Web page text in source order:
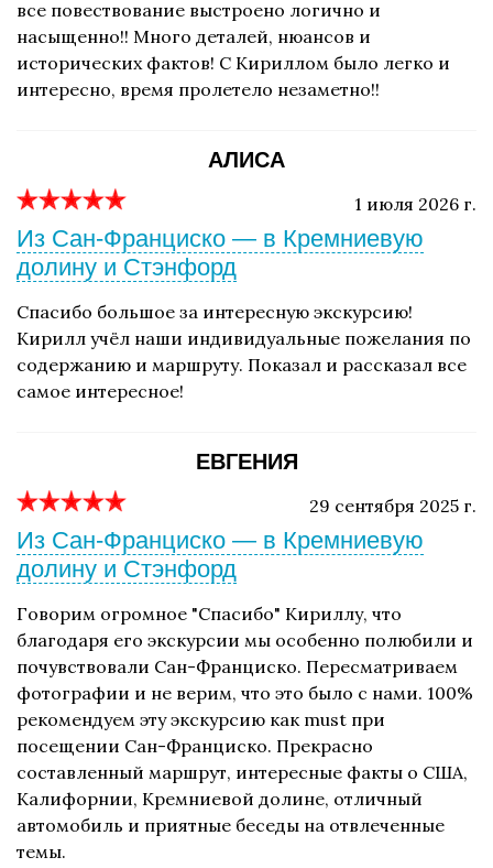
все повествование выстроено логично и
насыщенно!! Много деталей, нюансов и
исторических фактов! С Кириллом было легко и
интересно, время пролетело незаметно!!
АЛИСА
1 июля 2026 г.
Из Сан-Франциско — в Кремниевую
долину и Стэнфорд
Спасибо большое за интересную экскурсию!
Кирилл учёл наши индивидуальные пожелания по
содержанию и маршруту. Показал и рассказал все
самое интересное!
ЕВГЕНИЯ
29 сентября 2025 г.
Из Сан-Франциско — в Кремниевую
долину и Стэнфорд
Говорим огромное "Спасибо" Кириллу, что
благодаря его экскурсии мы особенно полюбили и
почувствовали Сан-Франциско. Пересматриваем
фотографии и не верим, что это было с нами. 100%
рекомендуем эту экскурсию как must при
посещении Сан-Франциско. Прекрасно
составленный маршрут, интересные факты о США,
Калифорнии, Кремниевой долине, отличный
автомобиль и приятные беседы на отвлеченные
темы.